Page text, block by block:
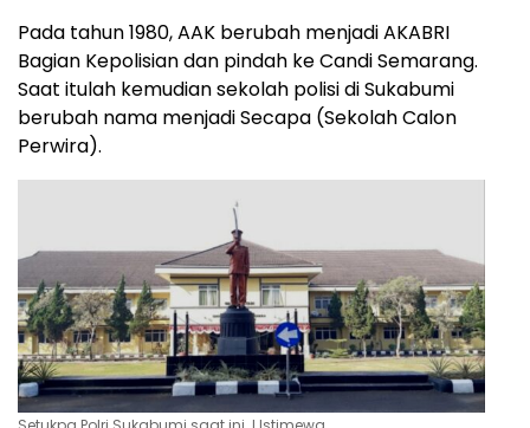
Pada tahun 1980, AAK berubah menjadi AKABRI
Bagian Kepolisian dan pindah ke Candi Semarang.
Saat itulah kemudian sekolah polisi di Sukabumi
berubah nama menjadi Secapa (Sekolah Calon
Perwira).